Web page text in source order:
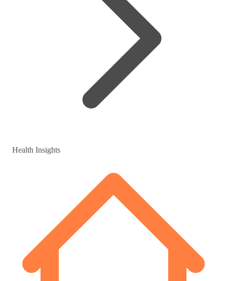
Health Insights